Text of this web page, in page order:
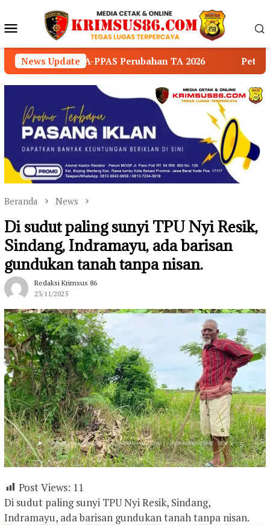
konten Menu
Mobile
News Update
Perubahan TA 2026 Petro Muba-Medco Resmi
Beranda News
Di sudut paling sunyi TPU Nyi Resik,
Sindang, Indramayu, ada barisan
gundukan tanah tanpa nisan.
Redaksi Krimsus 86
23/11/2025
Post Views: 11
Di sudut paling sunyi TPU Nyi Resik, Sindang,
Indramayu, ada barisan gundukan tanah tanpa nisan.